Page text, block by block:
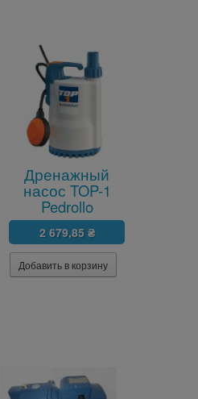
Дренажный
насос TOP-1
Pedrollo
2 679,85 ₴